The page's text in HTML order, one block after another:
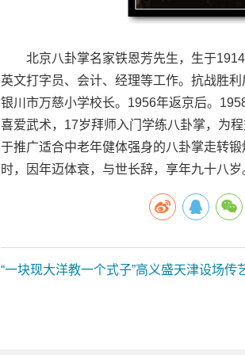
北京八卦掌名家铁恩芳先生，生于1914
英文打字员、会计、经理等工作。抗战胜
银川市万慈小学校长。1956年返京后。
喜爱武术，17岁拜师入门学练八卦掌，为
于推广适合中老年健体强身的八卦掌走转
时，因年迈体衰，与世长辞，享年九十八岁